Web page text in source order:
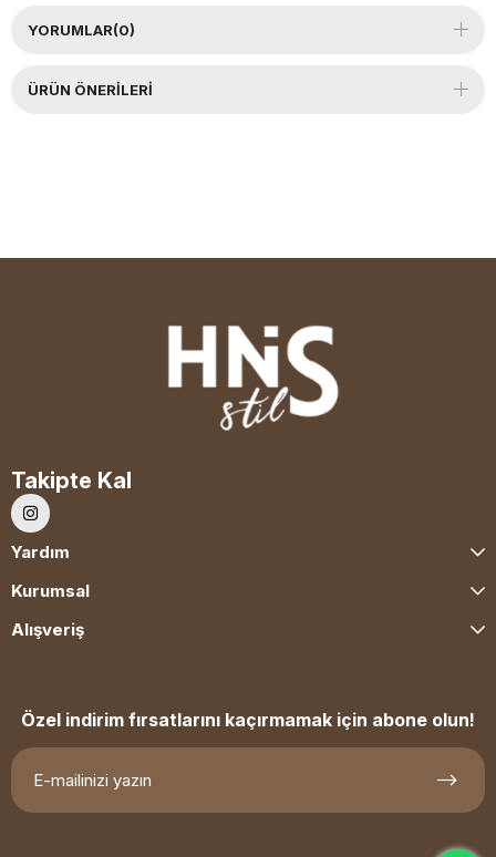
YORUMLAR(0)
ÜRÜN ÖNERILERI
Takipte Kal
Yardım
Kurumsal
Alışveriş
Özel indirim fırsatlarını kaçırmamak için abone olun!